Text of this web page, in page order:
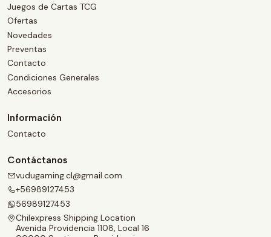
Juegos de Cartas TCG
Ofertas
Novedades
Preventas
Contacto
Condiciones Generales
Accesorios
Información
Contacto
Contáctanos
vudugaming.cl@gmail.com
+56989127453
56989127453
Chilexpress Shipping Location
Avenida Providencia 1108, Local 16